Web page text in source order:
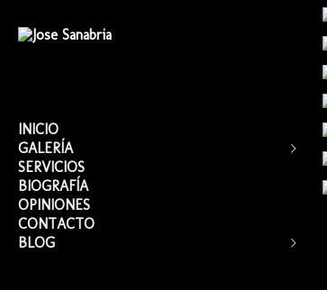
INICIO
GALERÍA
RETRATO
MODA
CORPORATIVO
EVENTOS
VÍDEOS
SERVICIOS
BIOGRAFÍA
OPINIONES
CONTACTO
BLOG